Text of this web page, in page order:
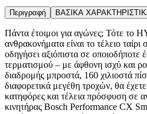
Περιγραφή ΒΑΣΙΚΑ
Πάντα έτοιμοι για αγώνες; Τότε το
ανθρακονήματα είναι το τέλειο
οδηγήσει αξιόπιστα σε οποιοδήποτε
τερματισμού – με άφθονη ισχύ και
διαδρομής μπροστά, 160 χιλιοστά
διαφορετικά μεγέθη τροχών, θα
κατηφόρες και τέλεια πρόσφυση σε
κινητήρας Bosch Performance CX